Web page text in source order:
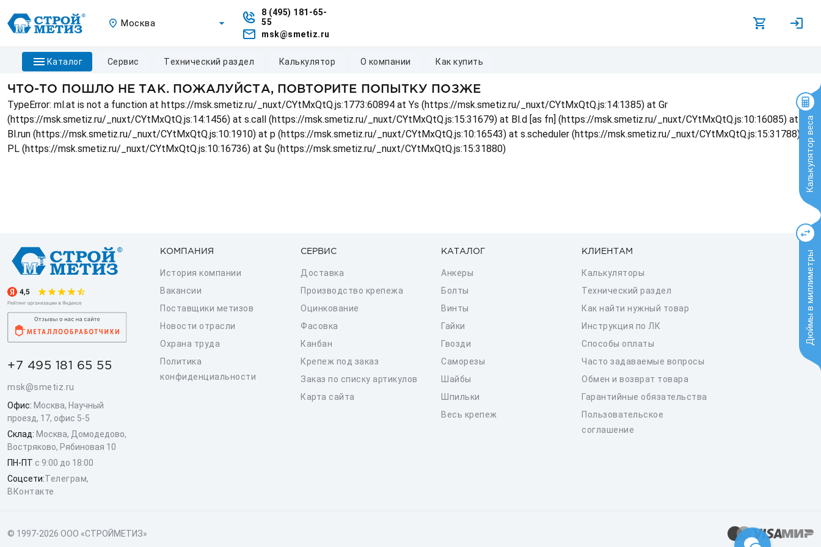
Калькулятор веса
Дюймы в миллиметры
Москва
8 (495) 181-65-
55
msk@smetiz.ru
каталог сервис технический раздел калькулятор о компании как купить
ЧТО-ТО ПОШЛО НЕ ТАК. ПОЖАЛУЙСТА, ПОВТОРИТЕ ПОПЫТКУ ПОЗЖЕ
TypeError: ml.at is not a function at https://msk.smetiz.ru/_nuxt/CYtMxQtQ.js:1773:60894 at Ys (https://msk.smetiz.ru/_nuxt/CYtMxQtQ.js:14:1385) at Gr
(https://msk.smetiz.ru/_nuxt/CYtMxQtQ.js:14:1456) at s.call (https://msk.smetiz.ru/_nuxt/CYtMxQtQ.js:15:31679) at Bl.d [as fn] (https://msk.smetiz.ru/_nuxt/CYtMxQtQ.js:10:16085) at
Bl.run (https://msk.smetiz.ru/_nuxt/CYtMxQtQ.js:10:1910) at p (https://msk.smetiz.ru/_nuxt/CYtMxQtQ.js:10:16543) at s.scheduler (https://msk.smetiz.ru/_nuxt/CYtMxQtQ.js:15:31788) at
PL (https://msk.smetiz.ru/_nuxt/CYtMxQtQ.js:10:16736) at $u (https://msk.smetiz.ru/_nuxt/CYtMxQtQ.js:15:31880)
+7 495 181 65 55
msk@smetiz.ru
Офис: Москва, Научный
проезд, 17, офис 5-5
Склад: Москва, Домодедово,
Востряково, Рябиновая 10
ПН-ПТ с 9:00 до 18:00
Соцсети:Телеграм,
ВКонтакте
КОМПАНИЯ
История компании
Вакансии
Поставщики метизов
Новости отрасли
Охрана труда
Политика
конфиденциальности
СЕРВИС
Доставка
Производство крепежа
Оцинкование
Фасовка
Канбан
Крепеж под заказ
Заказ по списку артикулов
Карта сайта
КАТАЛОГ
Анкеры
Болты
Винты
Гайки
Гвозди
Саморезы
Шайбы
Шпильки
Весь крепеж
КЛИЕНТАМ
Калькуляторы
Технический раздел
Как найти нужный товар
Инструкция по ЛК
Способы оплаты
Часто задаваемые вопросы
Обмен и возврат товара
Гарантийные обязательства
Пользовательское
соглашение
© 1997-2026 ООО «СТРОЙМЕТИЗ»